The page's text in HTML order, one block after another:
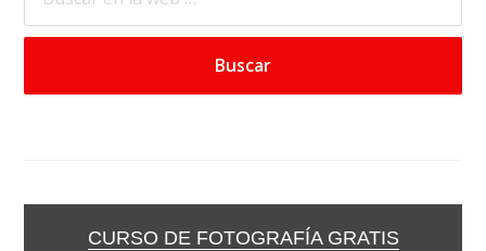
la
CURSO DE FOTOGRAFÍA GRATIS